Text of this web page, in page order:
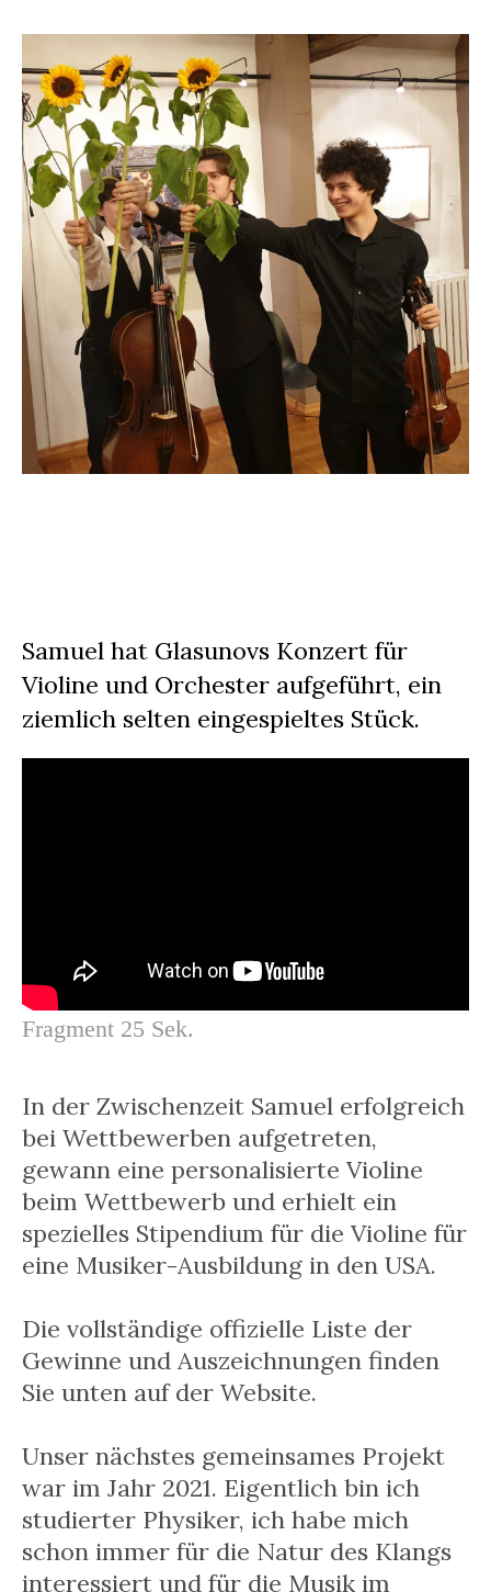
Samuel hat Glasunovs Konzert für
Violine und Orchester aufgeführt, ein
ziemlich selten eingespieltes Stück.
Fragment 25 Sek.
In der Zwischenzeit Samuel erfolgreich
bei Wettbewerben aufgetreten,
gewann eine personalisierte Violine
beim Wettbewerb und erhielt ein
spezielles Stipendium für die Violine für
eine Musiker-Ausbildung in den USA.
Die vollständige offizielle Liste der
Gewinne und Auszeichnungen finden
Sie unten auf der Website.
Unser nächstes gemeinsames Projekt
war im Jahr 2021. Eigentlich bin ich
studierter Physiker, ich habe mich
schon immer für die Natur des Klangs
interessiert und für die Musik im